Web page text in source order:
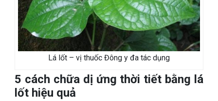
Lá lốt – vị thuốc Đông y đa tác dụng
5 cách chữa dị ứng thời tiết bằng lá
lốt hiệu quả